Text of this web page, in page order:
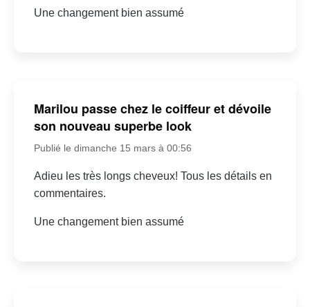
Une changement bien assumé
Marilou passe chez le coiffeur et dévoile
son nouveau superbe look
Publié le dimanche 15 mars à 00:56
Adieu les très longs cheveux! Tous les détails en
commentaires.
Une changement bien assumé